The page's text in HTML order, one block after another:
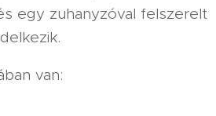
egy zuhanyzóval felszerelt
van: